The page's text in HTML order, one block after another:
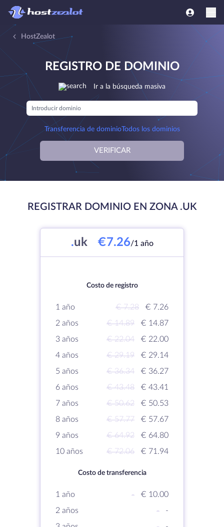
HostZealot
REGISTRO DE DOMINIO
Ir a la búsqueda masiva
Transferencia de dominioTodos los dominios
VERIFICAR
REGISTRAR DOMINIO EN ZONA .UK
.uk €7.26/1 año
Costo de registro
1 año € 7.28
€ 7.26
2 años
€ 14.89
€ 14.87
3 años
€ 22.04
€ 22.00
4 años
€ 29.19
€ 29.14
5 años
€ 36.34
€ 36.27
6 años
€ 43.48
€ 43.41
7 años
€ 50.62
€ 50.53
8 años
€ 57.77
€ 57.67
9 años
€ 64.92
€ 64.80
10 años
€ 72.06 € 71.94
Costo de transferencia
1 año -
€ 10.00
2 años
-
-